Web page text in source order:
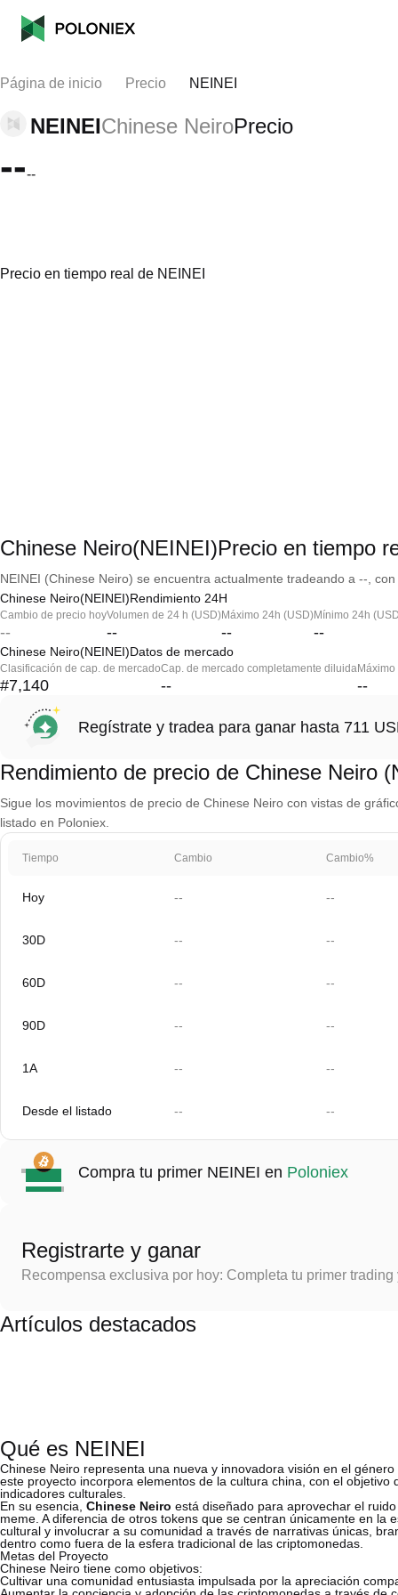
Página de inicio Precio NEINEI
NEINEIChinese NeiroPrecio
----
Precio en tiempo real de NEINEI
Chinese Neiro(NEINEI)Precio en tiempo
NEINEI (Chinese Neiro) se encuentra actualmente tradeando a --,
Chinese Neiro(NEINEI)Rendimiento 24H
Cambio de precio hoy
--
Volumen de 24 h (USD)
--
Máximo 24h (USD)
--
Mínimo 24h
--
Chinese Neiro(NEINEI)Datos de mercado
Clasificación de cap. de mercado
#7,140
Cap. de mercado completamente diluida
-- --
Regístrate y tradea para ganar hasta 711
Rendimiento de precio de Chinese Neiro
Sigue los movimientos de precio de Chinese Neiro con vistas de
listado en Poloniex.
Tiempo Cambio Cambio%
Hoy -- --
30D -- --
60D -- --
90D -- --
1A -- --
Desde el listado -- --
Compra tu primer NEINEI en Poloniex
Registrarte y ganar
Recompensa exclusiva por hoy: Completa tu primer
Artículos destacados
Qué es NEINEI
Chinese Neiro representa una nueva y innovadora visión en el
este proyecto incorpora elementos de la cultura china, con el
indicadores culturales.
En su esencia, Chinese Neiro está diseñado para aprovechar el
meme. A diferencia de otros tokens que se centran únicamente en
cultural y involucrar a su comunidad a través de narrativas únicas,
dentro como fuera de la esfera tradicional de las criptomonedas.
Metas del Proyecto
Chinese Neiro tiene como objetivos:
Cultivar una comunidad entusiasta impulsada por la apreciación